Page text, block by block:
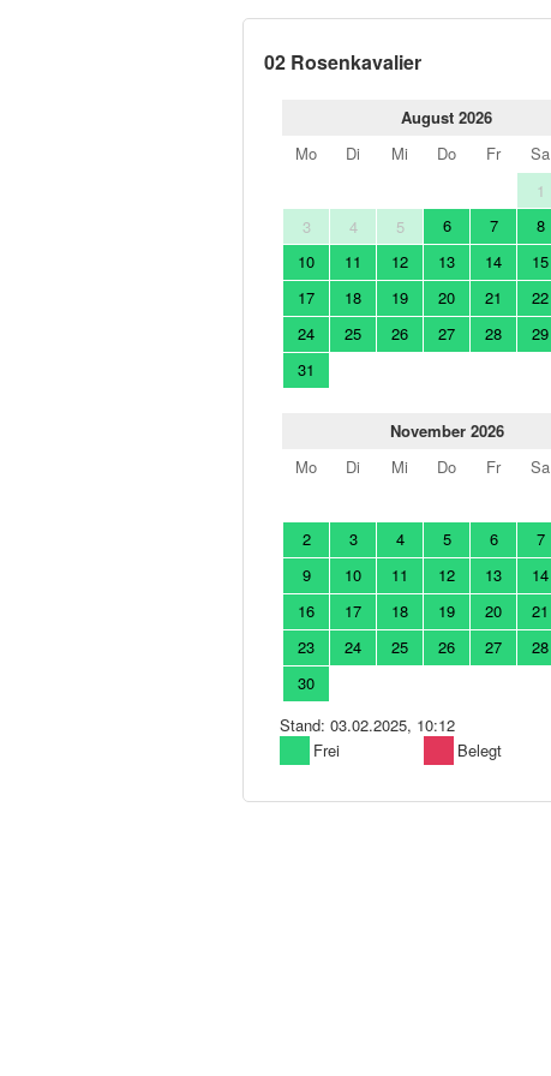
02 Rosenkavalier
August 2026
Mo
Di Mi Do Fr Sa
1
3
4 5 6 7 8
10
11 12 13 14 15
17
18 19 20 21 22
24
25 26 27 28 29
31
November 2026
Mo
Di Mi Do Fr Sa
2
3 4 5 6 7
9
10 11 12 13 14
16
17 18 19 20 21
23
24 25 26 27 28
30
Stand: 03.02.2025, 10:12
Frei
Belegt